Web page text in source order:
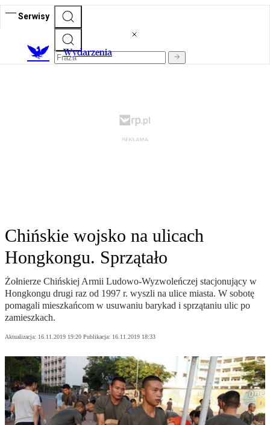
Serwisy
Wydarzenia
Chińskie wojsko na ulicach
Hongkongu. Sprzątało
Żołnierze Chińskiej Armii Ludowo-Wyzwoleńczej stacjonujący w
Hongkongu drugi raz od 1997 r. wyszli na ulice miasta. W sobotę
pomagali mieszkańcom w usuwaniu barykad i sprzątaniu ulic po
zamieszkach.
Aktualizacja: 16.11.2019 19:20 Publikacja: 16.11.2019 18:33